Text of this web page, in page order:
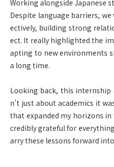
Working alongside Japanese
Despite language barriers,
ectively, building strong
ect. It really highlighted the
apting to new environments
a long time.
Looking back, this internship
n’t just about academics it
that expanded my horizons in
credibly grateful for
arry these lessons forward